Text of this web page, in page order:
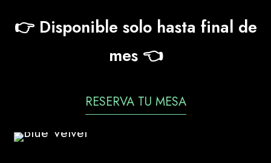
👉 Disponible solo hasta final de
mes👈
RESERVA TU MESA